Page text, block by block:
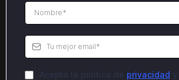
Acepto la politica de privacidad y